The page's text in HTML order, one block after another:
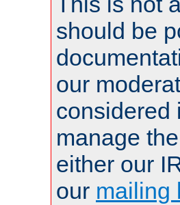
should be
our
considered
manage
either our
our mailing